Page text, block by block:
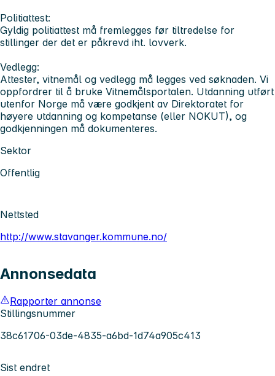
Politiattest:
Gyldig politiattest må fremlegges før tiltredelse for
stillinger der det er påkrevd iht. lovverk.
Vedlegg:
Attester, vitnemål og vedlegg må legges ved søknaden. Vi
oppfordrer til å bruke Vitnemålsportalen. Utdanning utført
utenfor Norge må være godkjent av Direktoratet for
høyere utdanning og kompetanse (eller NOKUT), og
godkjenningen må dokumenteres.
Sektor
Offentlig
Nettsted
http://www.stavanger.kommune.no/
Annonsedata
Rapporter annonse
Stillingsnummer
38c61706-03de-4835-a6bd-1d74a905c413
Sist endret